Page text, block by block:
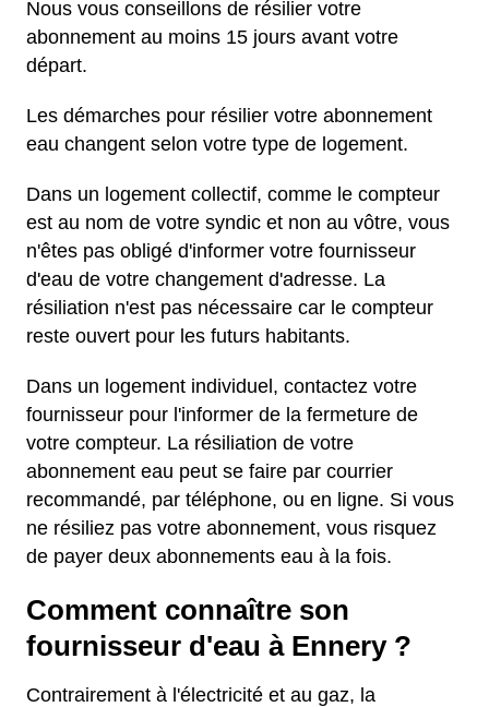
Nous vous conseillons de résilier votre
abonnement au moins 15 jours avant votre
départ.
Les démarches pour résilier votre abonnement
eau changent selon votre type de logement.
Dans un logement collectif, comme le compteur
est au nom de votre syndic et non au vôtre, vous
n'êtes pas obligé d'informer votre fournisseur
d'eau de votre changement d'adresse. La
résiliation n'est pas nécessaire car le compteur
reste ouvert pour les futurs habitants.
Dans un logement individuel, contactez votre
fournisseur pour l'informer de la fermeture de
votre compteur. La résiliation de votre
abonnement eau peut se faire par courrier
recommandé, par téléphone, ou en ligne. Si vous
ne résiliez pas votre abonnement, vous risquez
de payer deux abonnements eau à la fois.
Comment connaître son
fournisseur d'eau à Ennery ?
Contrairement à l'électricité et au gaz, la